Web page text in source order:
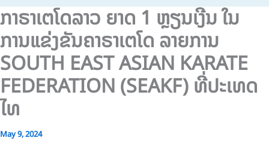
ກາຣາເຕໂດລາວ ຍາດ 1 ຫຼຽນເງີນ ໃນ
ການແຂ່ງຂັນຄາຣາເຕໂດ ລາຍການ
SOUTH EAST ASIAN KARATE
FEDERATION (SEAKF) ທີ່ປະເທດ
ໄທ
May 9, 2024